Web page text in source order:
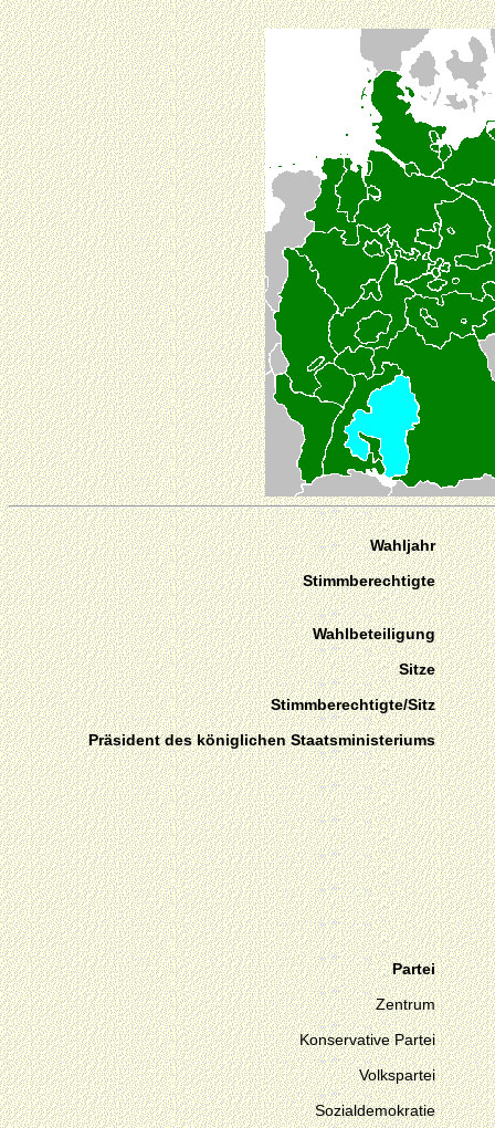
Wahljahr
Stimmberechtigte
Wahlbeteiligung
Sitze
Stimmberechtigte/Sitz
Präsident des königlichen Staatsministeriums
Partei
Zentrum
Konservative Partei
Volkspartei
Sozialdemokratie